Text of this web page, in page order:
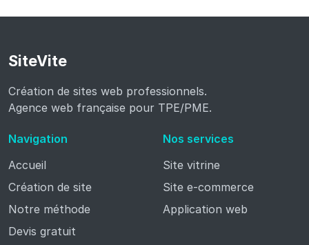
SiteVite
Création de sites web professionnels.
Agence web française pour TPE/PME.
Navigation
Accueil
Création de site
Notre méthode
Devis gratuit
Nos services
Site vitrine
Site e-commerce
Application web